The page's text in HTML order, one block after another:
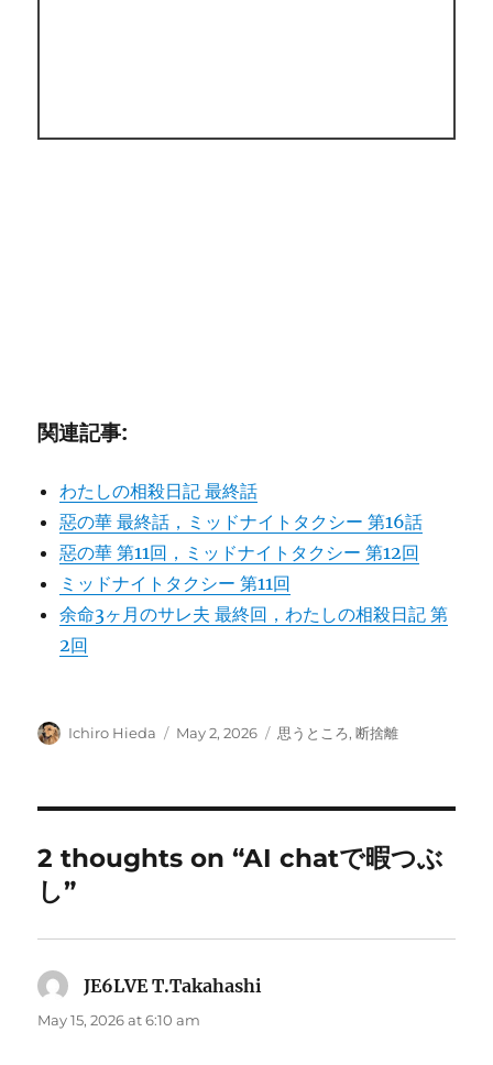
関連記事:
わたしの相殺日記 最終話
惡の華 最終話，ミッドナイトタクシー 第16話
惡の華 第11回，ミッドナイトタクシー 第12回
ミッドナイトタクシー 第11回
余命3ヶ月のサレ夫 最終回，わたしの相殺日記 第
2回
Author
Ichiro Hieda
Posted
May 2, 2026 Categories
思うところ,断捨離
2 thoughts on “AI chatで暇つぶ
し”
JE6LVE T.Takahashi
May 15, 2026 at 6:10 am